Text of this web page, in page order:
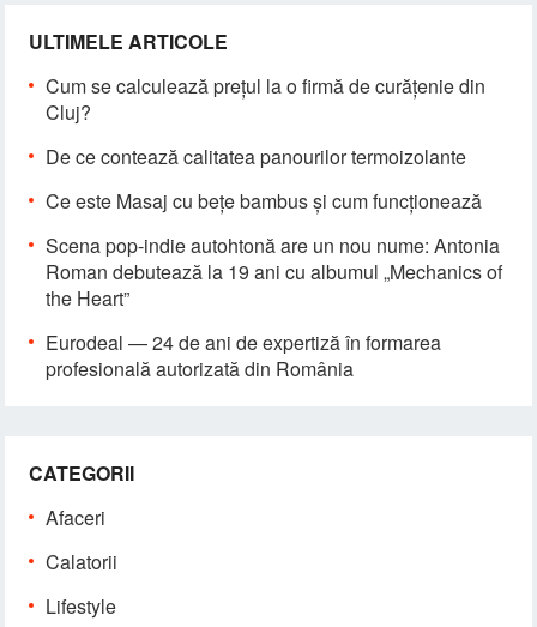
ULTIMELE ARTICOLE
Cum se calculează prețul la o firmă de curățenie din
Cluj?
De ce contează calitatea panourilor termoizolante
Ce este Masaj cu bețe bambus și cum funcționează
Scena pop-indie autohtonă are un nou nume: Antonia
Roman debutează la 19 ani cu albumul „Mechanics of
the Heart”
Eurodeal — 24 de ani de expertiză în formarea
profesională autorizată din România
CATEGORII
Afaceri
Calatorii
Lifestyle